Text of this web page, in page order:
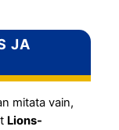
JA
mitata vain,
Lions-